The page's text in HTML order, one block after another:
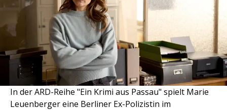
In der ARD-Reihe "Ein Krimi aus Passau" spielt Marie
Leuenberger eine Berliner Ex-Polizistin im